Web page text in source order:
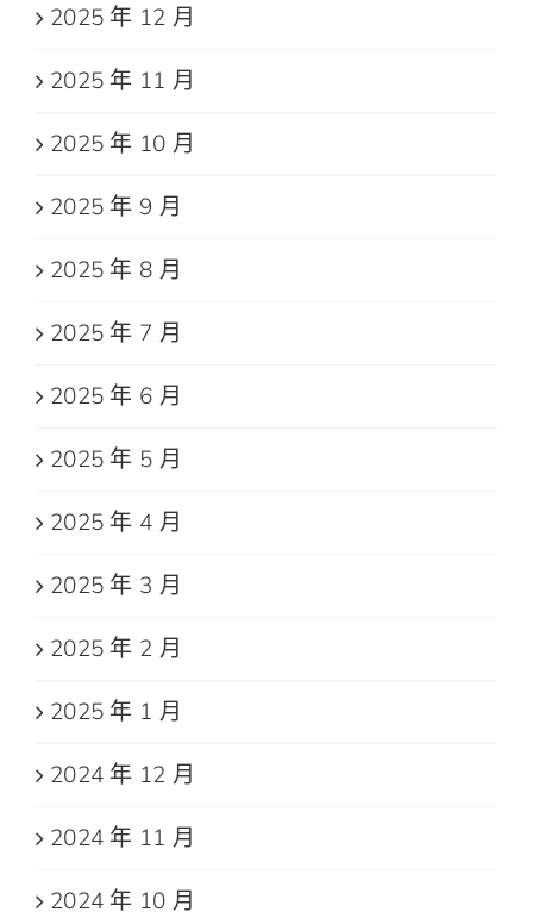
2025 年 12 月
2025 年 11 月
2025 年 10 月
2025 年 9 月
2025 年 8 月
2025 年 7 月
2025 年 6 月
2025 年 5 月
2025 年 4 月
2025 年 3 月
2025 年 2 月
2025 年 1 月
2024 年 12 月
2024 年 11 月
2024 年 10 月